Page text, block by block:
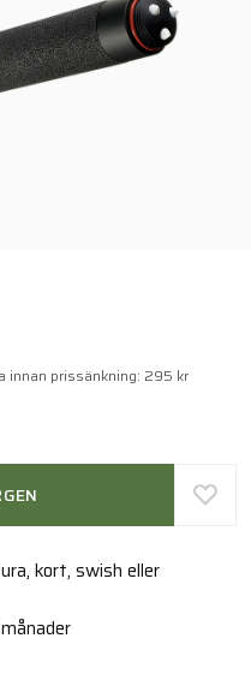
innan prissänkning: 295 kr
kort, swish eller